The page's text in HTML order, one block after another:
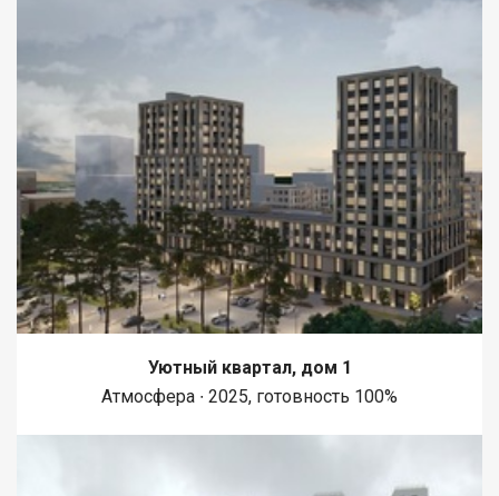
Комплексное сопровождение на всех этапах Бесплатные
уголка комфорта и безопасности уже сегодня! Гончар Софья
Уютный квартал, дом 1
Атмосфера ∙ 2025, готовность 100%